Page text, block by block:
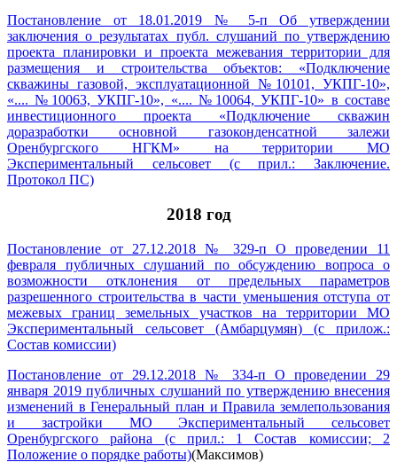
Постановление от 18.01.2019 № 5-п Об утверждении
заключения о результатах публ. слушаний по утверждению
проекта планировки и проекта межевания территории для
размещения и строительства объектов: «Подключение
скважины газовой, эксплуатационной №10101, УКПГ-10»,
«.... №10063, УКПГ-10», «.... №10064, УКПГ-10» в составе
инвестиционного проекта «Подключение скважин
доразработки основной газоконденсатной залежи
Оренбургского НГКМ» на территории МО
Экспериментальный сельсовет (с прил.: Заключение.
Протокол ПС)
2018 год
Постановление от 27.12.2018 № 329-п О проведении 11
февраля публичных слушаний по обсуждению вопроса о
возможности отклонения от предельных параметров
разрешенного строительства в части уменьшения отступа от
межевых границ земельных участков на территории МО
Экспериментальный сельсовет (Амбарцумян) (с прилож.:
Состав комиссии)
Постановление от 29.12.2018 № 334-п О проведении 29
января 2019 публичных слушаний по утверждению внесения
изменений в Генеральный план и Правила землепользования
и застройки МО Экспериментальный сельсовет
Оренбургского района (с прил.: 1 Состав комиссии; 2
Положение о порядке работы)(Максимов)